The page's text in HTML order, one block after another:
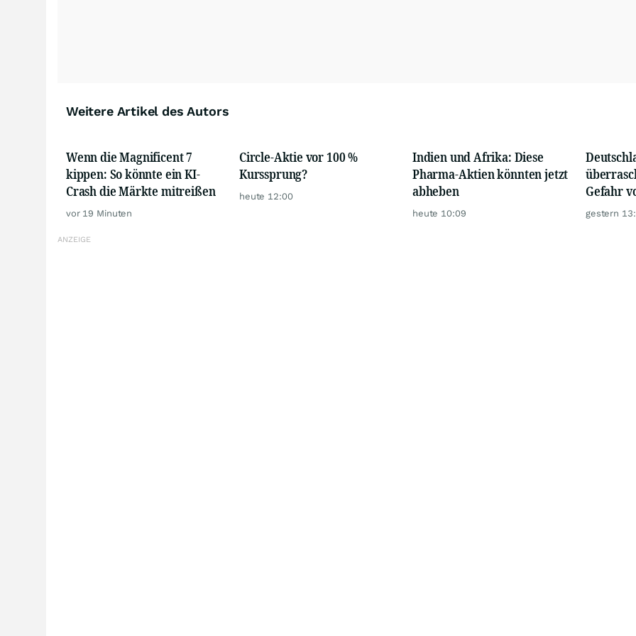
Weitere Artikel des Autors
Wenn die Magnificent 7
kippen: So könnte ein KI-
Crash die Märkte mitreißen
vor 19 Minuten
Circle-Aktie vor 100 %
Kurssprung?
heute 12:00
Indien und Afrika: Diese
Pharma-Aktien könnten jetzt
abheben
heute 10:09
Gefahr
gestern